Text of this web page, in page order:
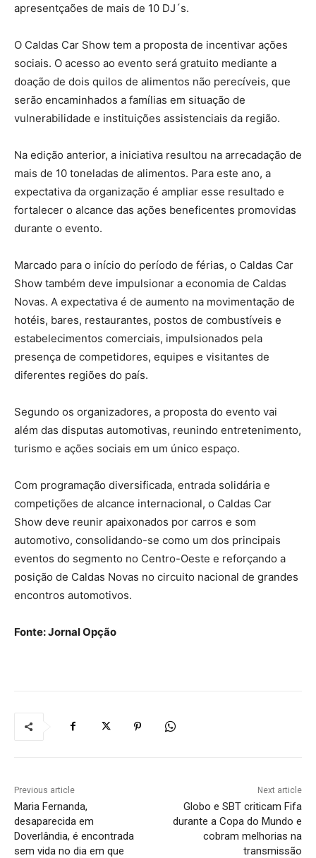
apresentçaões de mais de 10 DJ´s.
O Caldas Car Show tem a proposta de incentivar ações
sociais. O acesso ao evento será gratuito mediante a
doação de dois quilos de alimentos não perecíveis, que
serão encaminhados a famílias em situação de
vulnerabilidade e instituições assistenciais da região.
Na edição anterior, a iniciativa resultou na arrecadação de
mais de 10 toneladas de alimentos. Para este ano, a
expectativa da organização é ampliar esse resultado e
fortalecer o alcance das ações beneficentes promovidas
durante o evento.
Marcado para o início do período de férias, o Caldas Car
Show também deve impulsionar a economia de Caldas
Novas. A expectativa é de aumento na movimentação de
hotéis, bares, restaurantes, postos de combustíveis e
estabelecimentos comerciais, impulsionados pela
presença de competidores, equipes e visitantes de
diferentes regiões do país.
Segundo os organizadores, a proposta do evento vai
além das disputas automotivas, reunindo entretenimento,
turismo e ações sociais em um único espaço.
Com programação diversificada, entrada solidária e
competições de alcance internacional, o Caldas Car
Show deve reunir apaixonados por carros e som
automotivo, consolidando-se como um dos principais
eventos do segmento no Centro-Oeste e reforçando a
posição de Caldas Novas no circuito nacional de grandes
encontros automotivos.
Fonte: Jornal Opção
Previous article
Maria Fernanda,
desaparecida em
Doverlândia, é encontrada
sem vida no dia em que
Next article
Globo e SBT criticam Fifa
durante a Copa do Mundo e
cobram melhorias na
transmissão